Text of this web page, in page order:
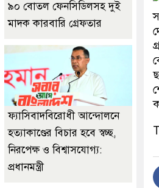
৯০ বোতল ফেনসিডিলসহ দুই
মাদক কারবারি গ্রেফতার
ফ্যাসিবাদবিরোধী আন্দোলনে
হত্যাকাণ্ডের বিচার হবে স্বচ্ছ,
নিরপেক্ষ ও বিশ্বাসযোগ্য:
প্রধানমন্ত্রী